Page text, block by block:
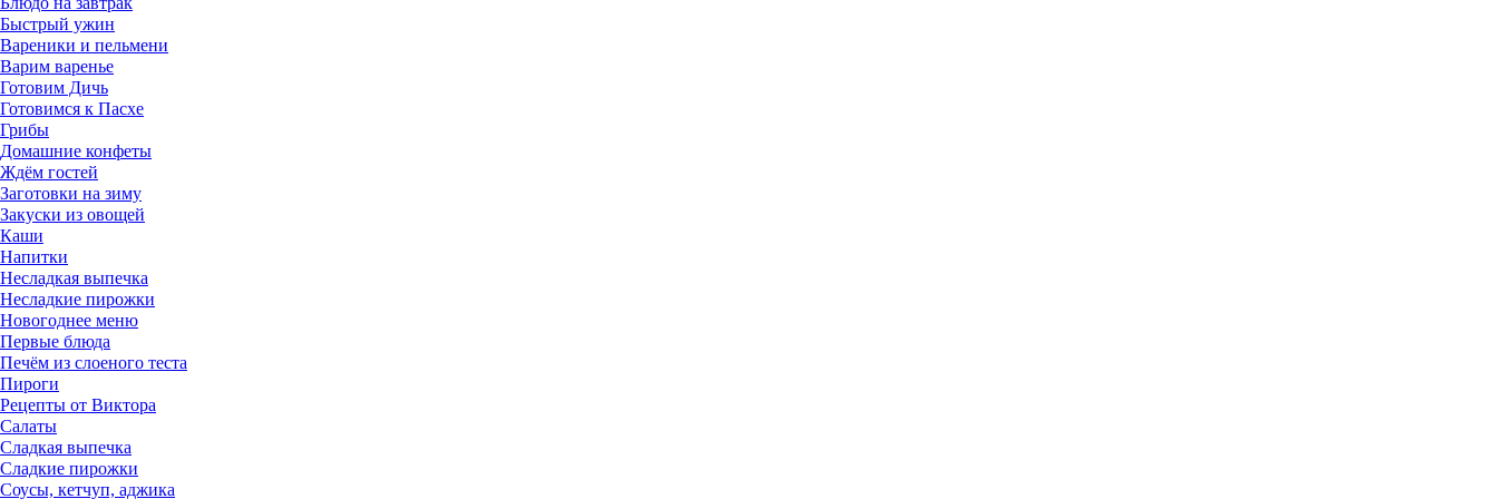
Быстрый ужин
Вареники и пельмени
Варим варенье
Готовим Дичь
Готовимся к Пасхе
Грибы
Домашние конфеты
Ждём гостей
Заготовки на зиму
Закуски из овощей
Каши
Напитки
Несладкая выпечка
Несладкие пирожки
Новогоднее меню
Первые блюда
Печём из слоеного теста
Пироги
Рецепты от Виктора
Салаты
Сладкая выпечка
Сладкие пирожки
Соусы, кетчуп, аджика